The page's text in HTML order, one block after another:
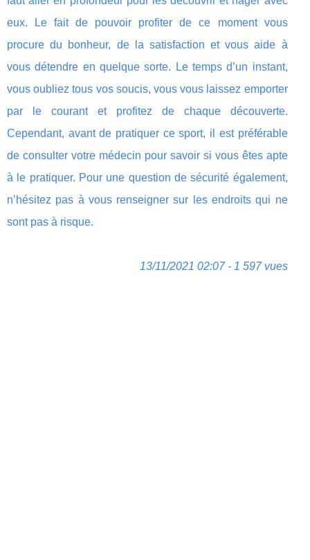
eux. Le fait de pouvoir profiter de ce moment vous
procure du bonheur, de la satisfaction et vous aide à
vous détendre en quelque sorte. Le temps d’un instant,
vous oubliez tous vos soucis, vous vous laissez emporter
par le courant et profitez de chaque découverte.
Cependant, avant de pratiquer ce sport, il est préférable
de consulter votre médecin pour savoir si vous êtes apte
à le pratiquer. Pour une question de sécurité également,
n’hésitez pas à vous renseigner sur les endroits qui ne
sont pas à risque.
13/11/2021 02:07 - 1 597 vues